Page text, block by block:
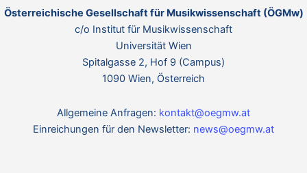
Österreichische Gesellschaft für Musikwissenschaft (ÖGMw)
c/o Institut für Musikwissenschaft
Universität Wien
Spitalgasse 2, Hof 9 (Campus)
1090 Wien, Österreich
Allgemeine Anfragen: kontakt@oegmw.at
Einreichungen für den Newsletter: news@oegmw.at